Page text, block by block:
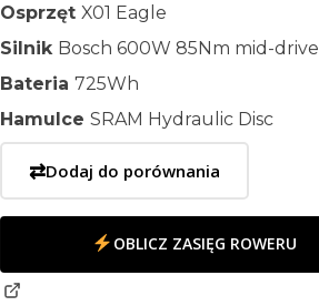
Osprzęt X01 Eagle
Silnik Bosch 600W 85Nm mid-drive
Bateria 725Wh
Hamulce SRAM Hydraulic Disc
⇄Dodaj do porównania
OBLICZ ZASIĘG ROWERU